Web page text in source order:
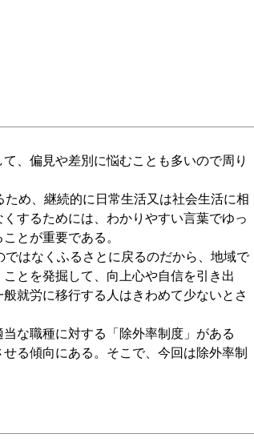
、偏見や差別に悩むことも多いので周り
め、継続的に日常生活又は社会生活に相
するためには、わかりやすい言葉でゆっ
とが重要である。
はなくふるさとに戻るのだから、地域で
とを発掘して、向上心や自信を引き出
就労に移行する人はきわめて少ないとさ
な職種に対する「除外率制度」がある
る傾向にある。そこで、今回は除外率制